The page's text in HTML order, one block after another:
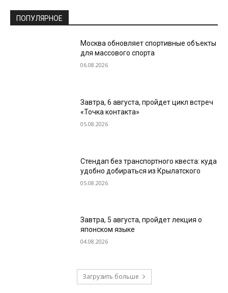
ПОПУЛЯРНОЕ
Москва обновляет спортивные объекты
для массового спорта
06.08.2026
Завтра, 6 августа, пройдет цикл встреч
«Точка контакта»
05.08.2026
Стендап без транспортного квеста: куда
удобно добираться из Крылатского
05.08.2026
Завтра, 5 августа, пройдет лекция о
японском языке
04.08.2026
Загрузить больше